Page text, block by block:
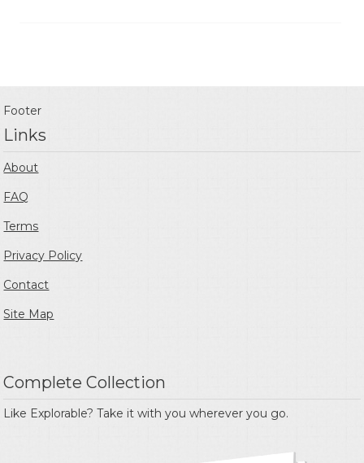
Footer
Links
About
FAQ
Terms
Privacy Policy
Contact
Site Map
Complete Collection
Like Explorable? Take it with you wherever you go.